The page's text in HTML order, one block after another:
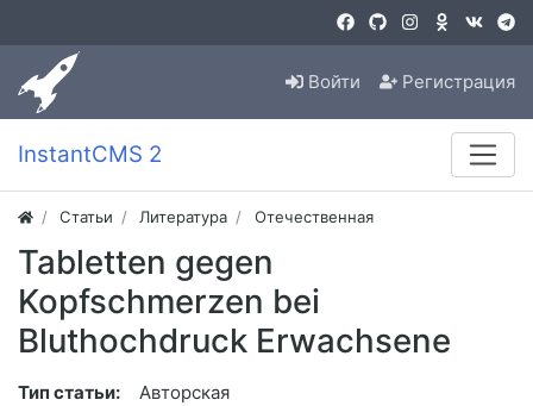
Войти Регистрация
InstantCMS 2
Статьи Литература Отечественная
Tabletten gegen
Kopfschmerzen bei
Bluthochdruck Erwachsene
Тип статьи: Авторская